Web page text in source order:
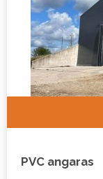
PVC angaras